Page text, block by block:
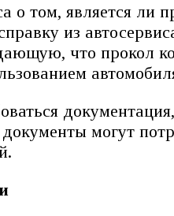
о том, является
из
что прокол
могут